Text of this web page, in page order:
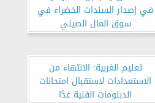
في إصدار السندات الخضراء في
سوق المال الصيني
تعليم الغربية: الانتهاء من
الاستعدادات لاستقبال امتحانات
الدبلومات الفنية غدًا